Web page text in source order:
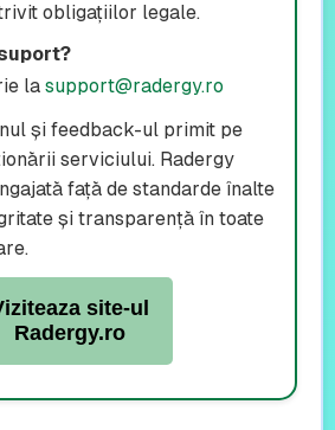
obligațiilor legale.
la support@radergy.ro
și feedback-ul primit pe
serviciului. Radergy
față de standarde înalte
și transparență în toate
site-ul
Radergy.ro